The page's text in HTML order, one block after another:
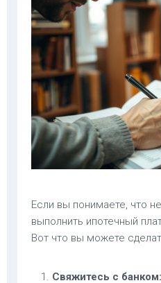
Если вы понимаете, что
выполнить ипотечный
Вот что вы можете
Свяжитесь с банком: